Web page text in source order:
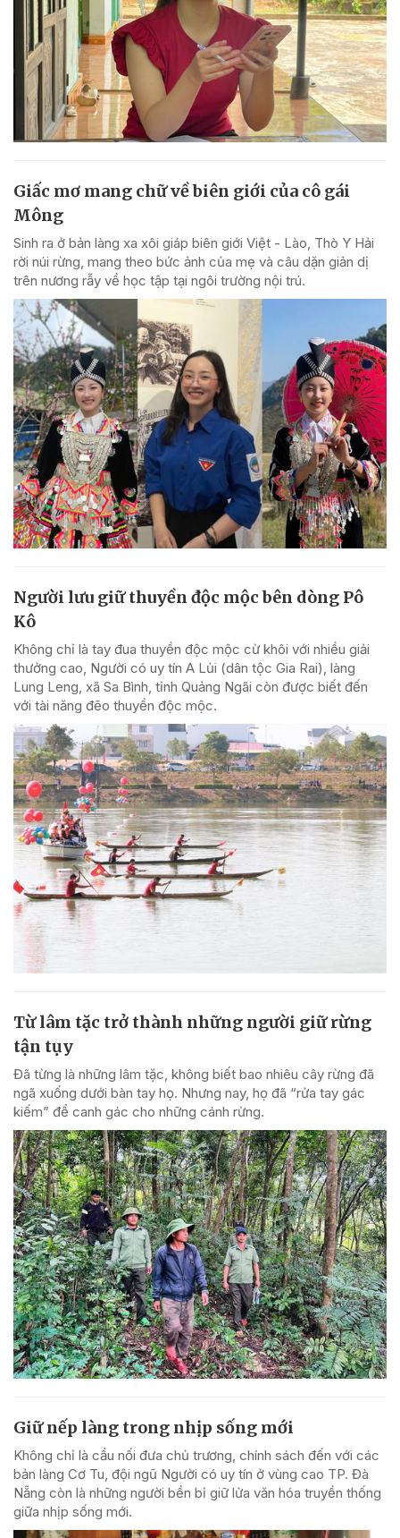
Giấc mơ mang chữ về biên giới của cô gái
Mông
Sinh ra ở bản làng xa xôi giáp biên giới Việt - Lào, Thò Y Hải
rời núi rừng, mang theo bức ảnh của mẹ và câu dặn giản dị
trên nương rẫy về học tập tại ngôi trường nội trú.
Người lưu giữ thuyền độc mộc bên dòng Pô
Kô
Không chỉ là tay đua thuyền độc mộc cừ khôi với nhiều giải
thưởng cao, Người có uy tín A Lủi (dân tộc Gia Rai), làng
Lung Leng, xã Sa Bình, tỉnh Quảng Ngãi còn được biết đến
với tài năng đẽo thuyền độc mộc.
Từ lâm tặc trở thành những người giữ rừng
tận tụy
Đã từng là những lâm tặc, không biết bao nhiêu cây rừng đã
ngã xuống dưới bàn tay họ. Nhưng nay, họ đã “rửa tay gác
kiếm” để canh gác cho những cánh rừng.
Giữ nếp làng trong nhịp sống mới
Không chỉ là cầu nối đưa chủ trương, chính sách đến với các
bản làng Cơ Tu, đội ngũ Người có uy tín ở vùng cao TP. Đà
Nẵng còn là những người bền bỉ giữ lửa văn hóa truyền thống
giữa nhịp sống mới.